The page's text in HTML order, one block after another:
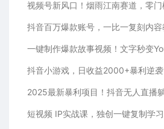
抖音小游戏，日收益2000+暴利逆袭